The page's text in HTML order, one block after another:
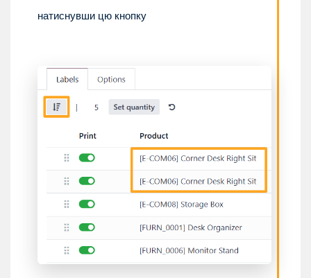
натиснувши цю кнопку